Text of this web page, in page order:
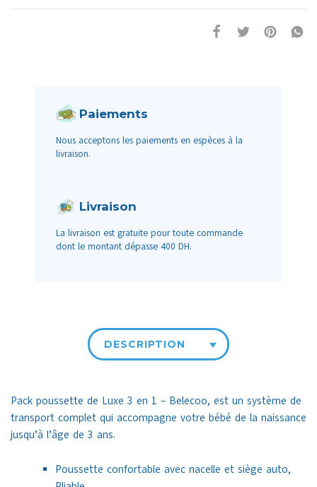
Paiements
Nous acceptons les paiements en espèces à la
livraison.
Livraison
La livraison est gratuite pour toute commande
dont le montant dépasse 400 DH.
DESCRIPTION
Pack poussette de Luxe 3 en 1 – Belecoo, est un système de
transport complet qui accompagne votre bébé de la naissance
jusqu’à l’âge de 3 ans.
Poussette confortable avec nacelle et siège auto,